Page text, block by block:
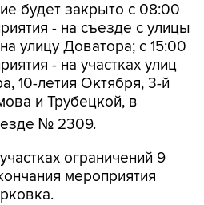
будет закрыто с 08:00
- на съезде с улицы
улицу Доватора; с 15:00
- на участках улиц
10-летия Октября, 3-й
и Трубецкой, в
№ 2309.
ограничений 9
мероприятия